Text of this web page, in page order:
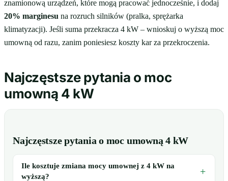
znamionową urządzeń, które mogą pracować jednocześnie, i dodaj
20% marginesu na rozruch silników (pralka, sprężarka
klimatyzacji). Jeśli suma przekracza 4 kW – wnioskuj o wyższą moc
umowną od razu, zanim poniesiesz koszty kar za przekroczenia.
Najczęstsze pytania o moc
umowną 4 kW
Najczęstsze pytania o moc umowną 4 kW
Ile kosztuje zmiana mocy umownej z 4 kW na
wyższą?